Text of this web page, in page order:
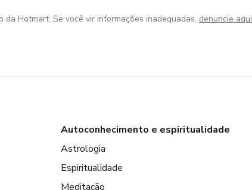
Hotmart. Se você vir informações inadequadas, denuncie aqui
Autoconhecimento e espiritualidade
Astrologia
Espiritualidade
Meditação